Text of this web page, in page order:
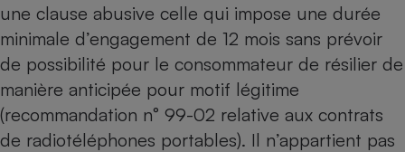
une clause abusive celle qui impose une durée
minimale d’engagement de 12 mois sans prévoir
de possibilité pour le consommateur de résilier de
manière anticipée pour motif légitime
(recommandation n° 99-02 relative aux contrats
de radiotéléphones portables). Il n’appartient pas